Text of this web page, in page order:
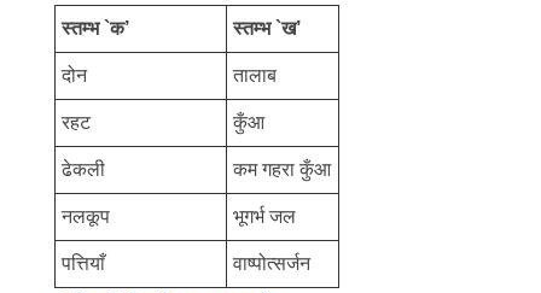
स्तम्भ `क’ स्तम्भ `ख’
दोन तालाब
रहट कुँआ
ढेकली कम गहरा कुँआ
नलकूप भूगर्भ जल
पत्तियाँ
वाष्पोत्सर्जन